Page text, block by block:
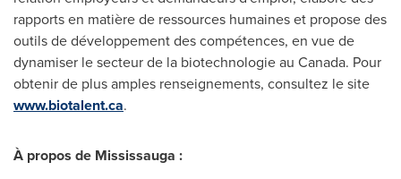
rapports en matière de ressources humaines et propose des
outils de développement des compétences, en vue de
dynamiser le secteur de la biotechnologie au Canada. Pour
obtenir de plus amples renseignements, consultez le site
www.biotalent.ca.
À propos de Mississauga :